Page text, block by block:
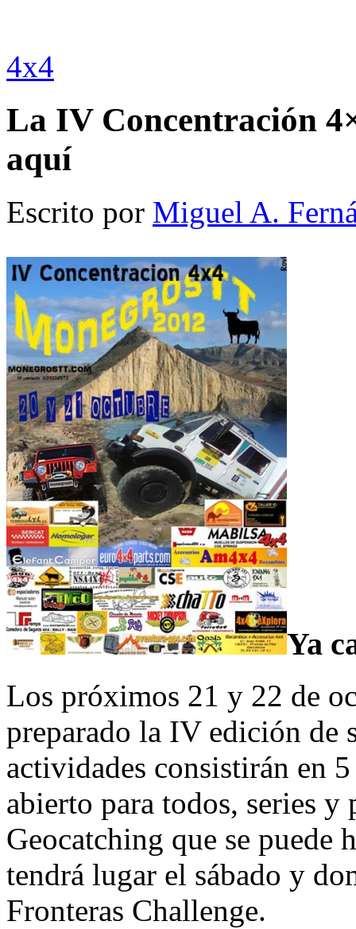
4x4
La IV Concentración
aquí
Escrito por Miguel A.
Ya
Los próximos 21 y 22 de
preparado la IV edición de
actividades consistirán en
abierto para todos, series y
Geocatching que se puede
tendrá lugar el sábado y
Fronteras Challenge.